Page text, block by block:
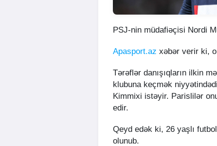
PSJ-nin müdafiəçisi Nordi
Apasport.az xəbər verir ki,
Tərəflər danışıqların ilkin
klubuna keçmək
Kimmixi istəyir. Parislilər
edir.
Qeyd edək ki, 26 yaşlı
olunub.